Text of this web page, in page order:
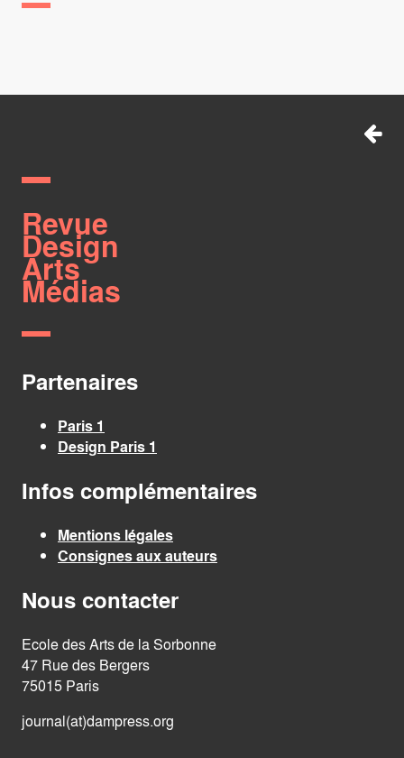
Revue
Design
Arts
Médias
Partenaires
Paris 1
Design Paris 1
Infos complémentaires
Mentions légales
Consignes aux auteurs
Nous contacter
Ecole des Arts de la Sorbonne
47 Rue des Bergers
75015 Paris
journal(at)dampress.org